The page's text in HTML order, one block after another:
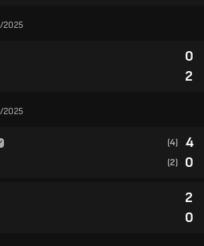
2025
0
2
2025
(4) 4
(2) 0
2
0